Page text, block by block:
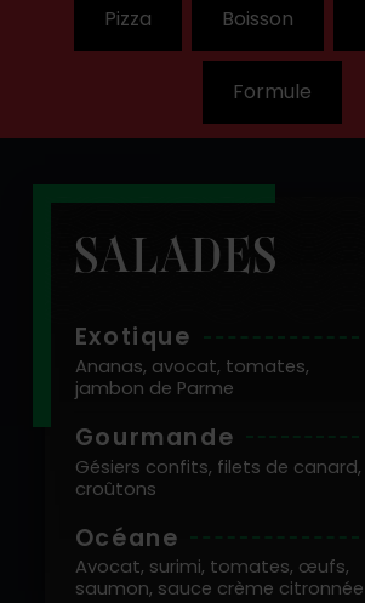
Pizza Boisson
Formule
SALADES
Exotique
Ananas, avocat, tomates,
jambon de Parme
Gourmande
Gésiers confits, filets de canard,
croûtons
Océane
Avocat, surimi, tomates, œufs,
saumon, sauce crème citronnée